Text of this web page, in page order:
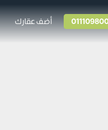
أضف عقارك